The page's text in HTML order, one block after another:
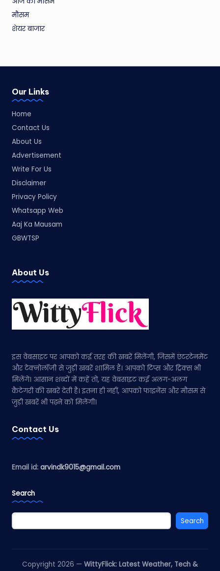
मौसम
शेयर बाजार
Our Links
Home
Contact Us
About Us
Advertisement
Write For Us
Disclaimer
Privacy Policy
Whatsapp Web
Aaj Ka Mausam
GBWTSP
About Us
इस वेबसाइट पर आपको कई तरह की खबरें मिलेंगी, जिसमें एंटरटेनमेंट
और टेक्नोलॉजी से जुड़ी खबरें शामिल हैं। आपको टिप्स और ट्रिक्स भी
मिलेंगे। आसान शब्दों में कहें तो, यह वेबसाइट कई अलग-अलग
कैटेगरी की खबरें देती है। इतना ही नहीं, आपको फाइनेंस और मौसम से
जुड़ी खबरें भी पढ़ने को मिलेंगी।
Contact Us
Email id: arvindk9015@gmail.com
Search
Search
Copyright 2026 — WittyFlick: Latest Weather, Tech &